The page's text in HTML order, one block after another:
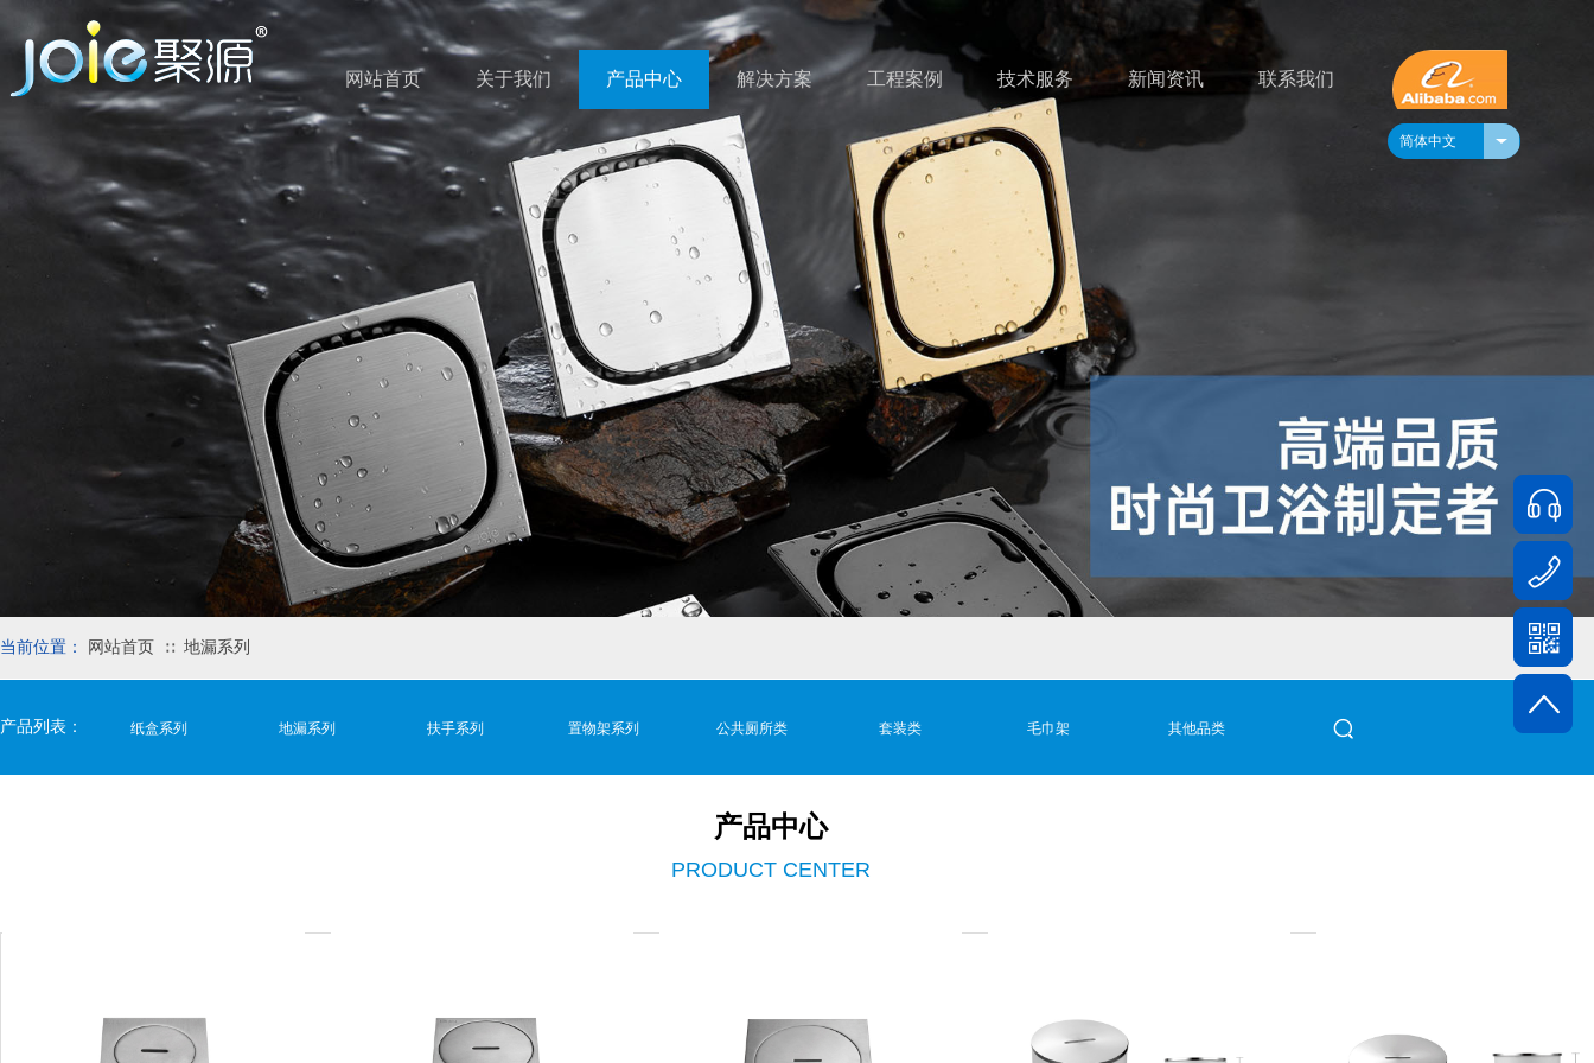
网站首页 关于我们 产品中心 解决方案 工程案例 技术服务 新闻资讯 联系我们
简体中文
当前位置： 网站首页 ∷ 地漏系列
产品列表： 纸盒系列 地漏系列 扶手系列 置物架系列 公共厕所类 套装类 毛巾架 其他品类
产品中心
PRODUCTCENTER